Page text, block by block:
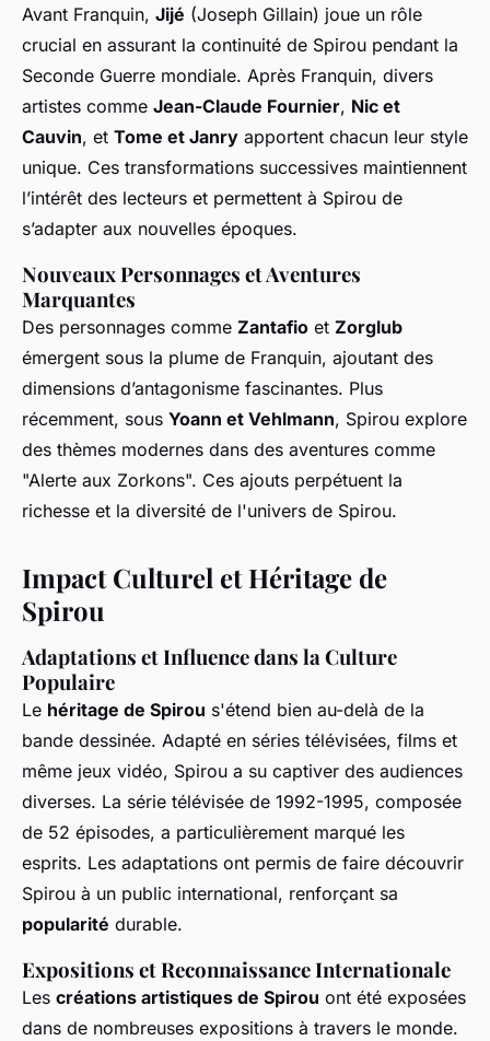
Avant Franquin, Jijé (Joseph Gillain) joue un rôle
crucial en assurant la continuité de Spirou pendant la
Seconde Guerre mondiale. Après Franquin, divers
artistes comme Jean-Claude Fournier, Nic et
Cauvin, et Tome et Janry apportent chacun leur style
unique. Ces transformations successives maintiennent
l’intérêt des lecteurs et permettent à Spirou de
s’adapter aux nouvelles époques.
Nouveaux Personnages et Aventures
Marquantes
Des personnages comme Zantafio et Zorglub
émergent sous la plume de Franquin, ajoutant des
dimensions d’antagonisme fascinantes. Plus
récemment, sous Yoann et Vehlmann, Spirou explore
des thèmes modernes dans des aventures comme
"Alerte aux Zorkons". Ces ajouts perpétuent la
richesse et la diversité de l'univers de Spirou.
Impact Culturel et Héritage de
Spirou
Adaptations et Influence dans la Culture
Populaire
Le héritage de Spirou s'étend bien au-delà de la
bande dessinée. Adapté en séries télévisées, films et
même jeux vidéo, Spirou a su captiver des audiences
diverses. La série télévisée de 1992-1995, composée
de 52 épisodes, a particulièrement marqué les
esprits. Les adaptations ont permis de faire découvrir
Spirou à un public international, renforçant sa
popularité durable.
Expositions et Reconnaissance Internationale
Les créations artistiques de Spirou ont été exposées
dans de nombreuses expositions à travers le monde.